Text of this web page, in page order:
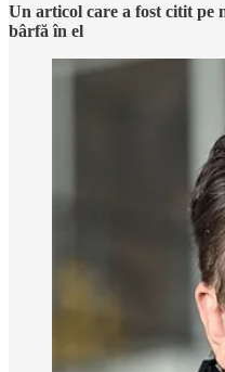
Un articol care a fost citit pe
bârfă în el